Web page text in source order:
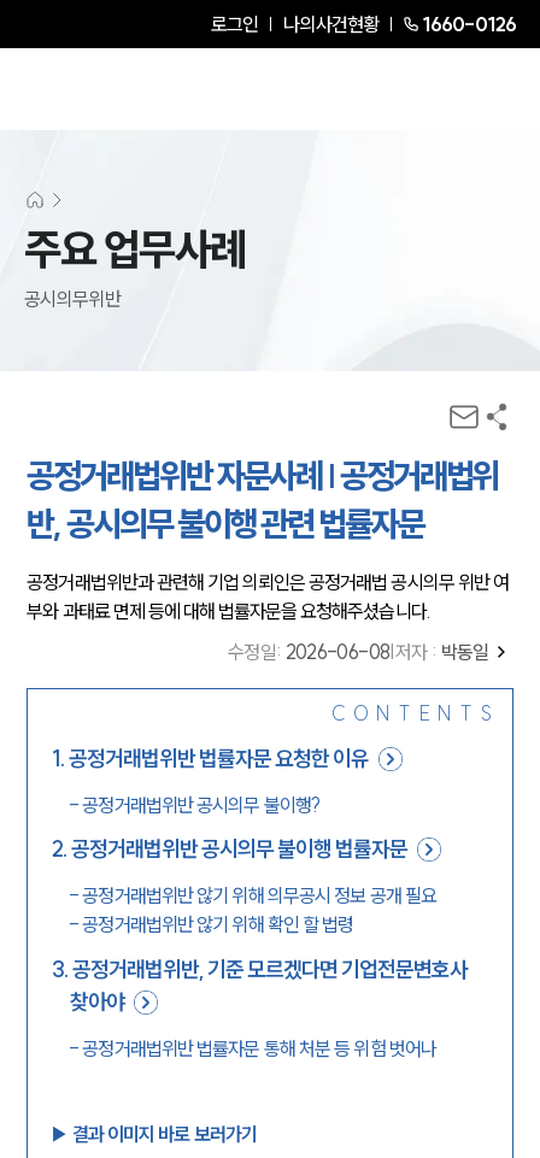
로그인 나의사건현황 1660-0126
주요 업무사례
공시의무위반
공정거래법위반 자문사례 | 공정거래법위
반, 공시의무 불이행 관련 법률자문
공정거래법위반과 관련해 기업 의뢰인은 공정거래법 공시의무 위반 여
부와 과태료 면제 등에 대해 법률자문을 요청해주셨습니다.
수정일: 2026-06-08 저자 : 박동일
CONTENTS
1.공정거래법위반 법률자문 요청한 이유
-공정거래법위반 공시의무 불이행?
2.공정거래법위반 공시의무 불이행 법률자문
-공정거래법위반 않기 위해 의무공시 정보 공개 필요
-공정거래법위반 않기 위해 확인 할 법령
3.공정거래법위반, 기준 모르겠다면 기업전문변호사
찾아야
-공정거래법위반 법률자문 통해 처분 등 위험 벗어나
▶︎ 결과 이미지 바로 보러가기